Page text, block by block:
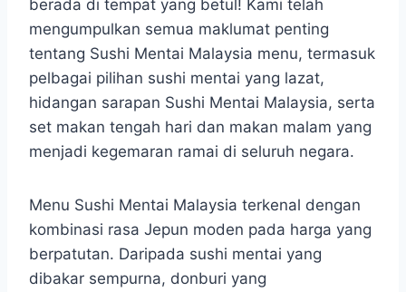
berada di tempat yang betul! Kami telah
mengumpulkan semua maklumat penting
tentang Sushi Mentai Malaysia menu, termasuk
pelbagai pilihan sushi mentai yang lazat,
hidangan sarapan Sushi Mentai Malaysia, serta
set makan tengah hari dan makan malam yang
menjadi kegemaran ramai di seluruh negara.
Menu Sushi Mentai Malaysia terkenal dengan
kombinasi rasa Jepun moden pada harga yang
berpatutan. Daripada sushi mentai yang
dibakar sempurna, donburi yang